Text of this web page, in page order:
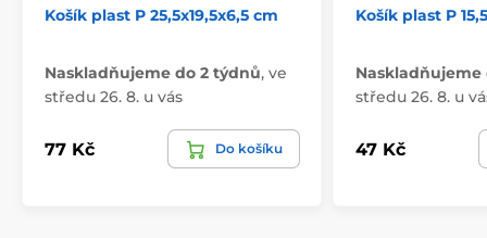
Košík plast P 25,5x19,5x6,5 cm
Naskladňujeme do 2 týdnů, ve
středu 26. 8. u vás
77 Kč Do košíku
Košík plast P
Naskladňujeme
středu 26. 8. u
47 Kč